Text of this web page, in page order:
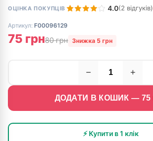
ОЦІНКА ПОКУПЦІВ 4.0(2 відгуків)
Артикул: F00096129
75 грн80 грн Знижка 5 грн
− +
ДОДАТИ В КОШИК — 75
⚡ Купити в 1 клік